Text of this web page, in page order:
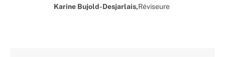
Karine Bujold-Desjarlais,Réviseure